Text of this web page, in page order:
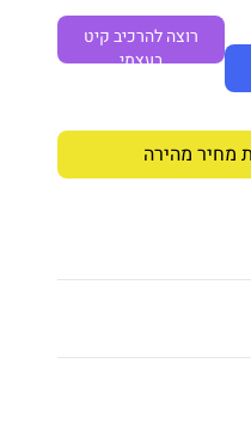
רוצה להרכיב קיט
בעצמי
מחיר מהירה